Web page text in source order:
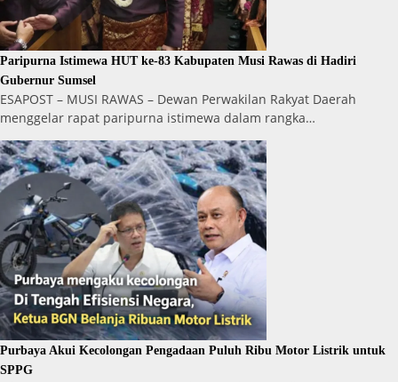
Paripurna Istimewa HUT ke-83 Kabupaten Musi Rawas di Hadiri
Gubernur Sumsel
ESAPOST – MUSI RAWAS – Dewan Perwakilan Rakyat Daerah
menggelar rapat paripurna istimewa dalam rangka…
Purbaya Akui Kecolongan Pengadaan Puluh Ribu Motor Listrik untuk
SPPG